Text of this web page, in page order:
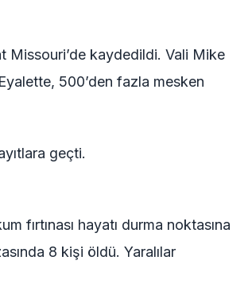
Missouri’de kaydedildi. Vali Mike
500’den fazla mesken
geçti.
fırtınası hayatı durma noktasına
8 kişi öldü. Yaralılar